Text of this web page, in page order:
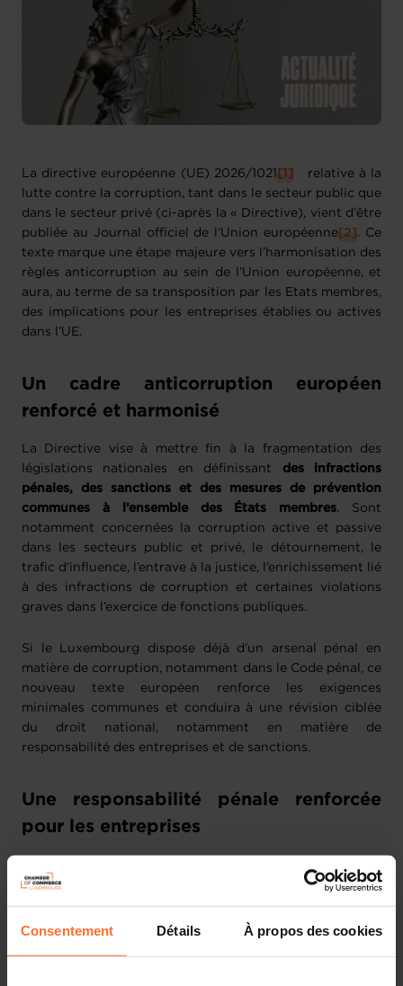
Consentement Détails À propos des cookies
La directive européenne (UE) 2026/1021 [1]
relative à la
lutte contre la corruption, tant dans le secteur public que
dans le secteur privé (ci-après la « Directive), vient d’être
publiée au Journal officiel de l’Union européenne [2] . Ce
texte marque une étape majeure vers l’harmonisation des
règles anticorruption au sein de l’Union européenne, et
aura, au terme de sa transposition par les Etats membres,
des implications pour les entreprises établies ou actives
dans l’UE.
Un cadre anticorruption européen
renforcé et harmonisé
La Directive vise à mettre fin à la fragmentation des
législations nationales en définissant
des infractions
pénales, des sanctions et des mesures de prévention
communes à l’ensemble des États membres. Sont
notamment concernées la corruption active et passive
dans les secteurs public et privé, le détournement, le
trafic d’influence, l’entrave à la justice, l’enrichissement lié
à des infractions de corruption et certaines violations
graves dans l’exercice de fonctions publiques.
Si le Luxembourg dispose déjà d’un arsenal pénal en
matière de corruption, notamment dans le Code pénal, ce
nouveau texte européen renforce les exigences
minimales communes et conduira à une révision ciblée
du droit national, notamment en matière de
responsabilité des entreprises et de sanctions.
Une responsabilité pénale renforcée
pour les entreprises
pénale des personnes morales. Les entreprises pourront
être tenues responsables des infractions commises pour
leur compte, y compris en cas de défaut de surveillance